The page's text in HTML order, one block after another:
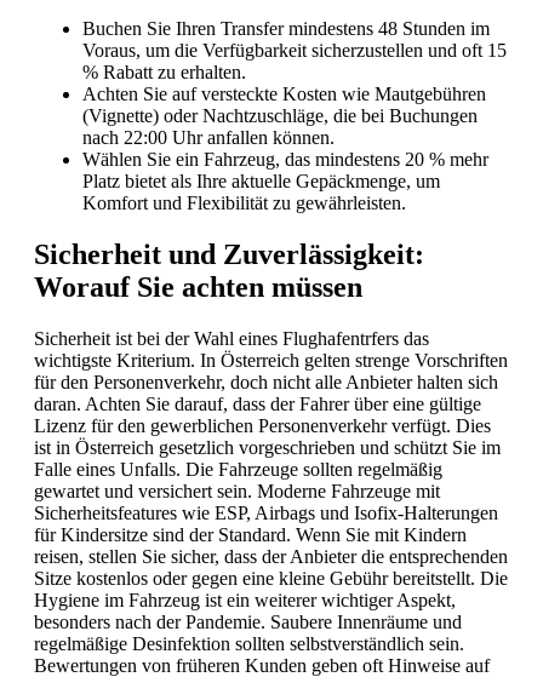
Buchen Sie Ihren Transfer mindestens 48 Stunden im
Voraus, um die Verfügbarkeit sicherzustellen und oft 15
% Rabatt zu erhalten.
Achten Sie auf versteckte Kosten wie Mautgebühren
(Vignette) oder Nachtzuschläge, die bei Buchungen
nach 22:00 Uhr anfallen können.
Wählen Sie ein Fahrzeug, das mindestens 20 % mehr
Platz bietet als Ihre aktuelle Gepäckmenge, um
Komfort und Flexibilität zu gewährleisten.
Sicherheit und Zuverlässigkeit:
Worauf Sie achten müssen
Sicherheit ist bei der Wahl eines Flughafentrfers das
wichtigste Kriterium. In Österreich gelten strenge Vorschriften
für den Personenverkehr, doch nicht alle Anbieter halten sich
daran. Achten Sie darauf, dass der Fahrer über eine gültige
Lizenz für den gewerblichen Personenverkehr verfügt. Dies
ist in Österreich gesetzlich vorgeschrieben und schützt Sie im
Falle eines Unfalls. Die Fahrzeuge sollten regelmäßig
gewartet und versichert sein. Moderne Fahrzeuge mit
Sicherheitsfeatures wie ESP, Airbags und Isofix-Halterungen
für Kindersitze sind der Standard. Wenn Sie mit Kindern
reisen, stellen Sie sicher, dass der Anbieter die entsprechenden
Sitze kostenlos oder gegen eine kleine Gebühr bereitstellt. Die
Hygiene im Fahrzeug ist ein weiterer wichtiger Aspekt,
besonders nach der Pandemie. Saubere Innenräume und
regelmäßige Desinfektion sollten selbstverständlich sein.
Bewertungen von früheren Kunden geben oft Hinweise auf